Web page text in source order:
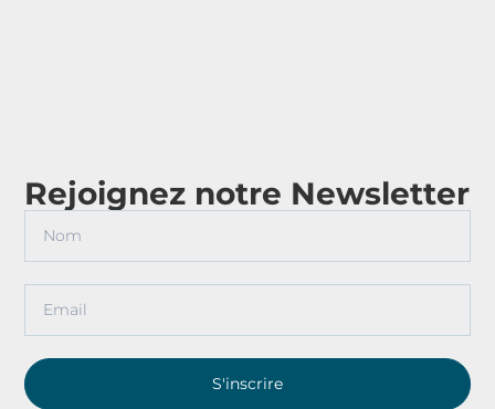
Rejoignez notre Newsletter
S'inscrire